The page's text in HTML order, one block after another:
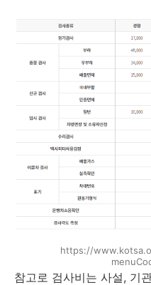
https://
참고로 검사비는 사설, 기